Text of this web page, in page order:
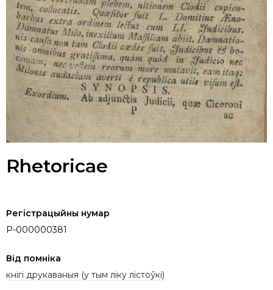
Rhetoricae
Регістрацыйны нумар
P-000000381
Від помніка
кнігі друкаваныя (у тым ліку лістоўкі)